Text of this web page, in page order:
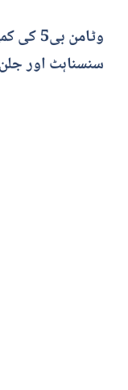
وٹامن
سنسناہٹ اور جلن